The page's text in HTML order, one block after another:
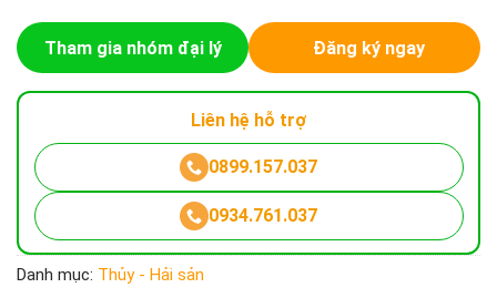
Tham gia nhóm đại lý Đăng ký ngay
Liên hệ hỗ trợ
0899.157.037
0934.761.037
Danh mục: Thủy - Hải sản